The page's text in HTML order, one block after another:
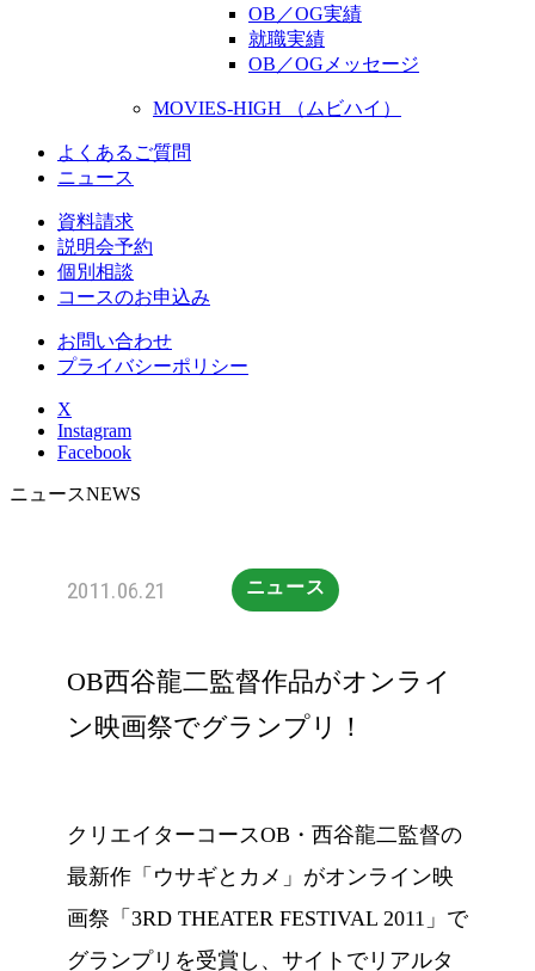
OB／OG実績
就職実績
OB／OGメッセージ
MOVIES-HIGH （ムビハイ）
よくあるご質問
ニュース
資料請求
説明会予約
個別相談
コースのお申込み
お問い合わせ
プライバシーポリシー
X
Instagram
Facebook
ニュースNEWS
2011.06.21 ニュース
OB西谷龍二監督作品がオンライ
ン映画祭でグランプリ！
クリエイターコースOB・西谷龍二監督の
最新作「ウサギとカメ」がオンライン映
画祭「3RD THEATER FESTIVAL 2011」で
グランプリを受賞し、サイトでリアルタ